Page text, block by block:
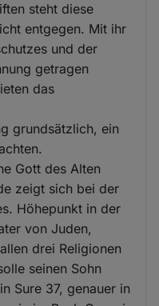
steht diese
entgegen. Mit ihr
und der
getragen
das
grundsätzlich, ein
Gott des Alten
zeigt sich bei der
Höhepunkt in der
von Juden,
drei Religionen
seinen Sohn
Sure 37, genauer in